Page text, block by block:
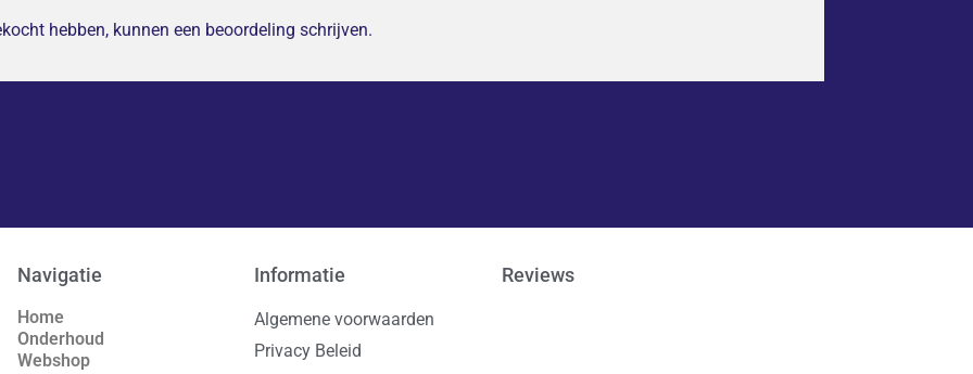
hebben, kunnen een beoordeling schrijven.
Navigatie
Home
Onderhoud
Webshop
Informatie
Algemene voorwaarden
Privacy Beleid
Reviews